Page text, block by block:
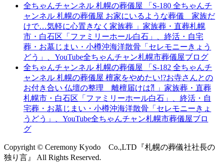
全ちゃんチャンネル 札幌の葬儀屋 「S-180 全ちゃんチ
ャンネル 札幌の葬儀屋 お家にいるような葬儀 家族だ
けで…気軽に心置きなく家族葬 」家族葬・直葬札幌
市・白石区「ファミリーホール白石」、終活・自宅
葬・お墓じまい・小樽沖海洋散骨「セレモニーきょう
どう」、YouTube全ちゃんチャン札幌市葬儀屋ブログ
全ちゃんチャンネル 札幌の葬儀屋 「S-182 全ちゃんチ
ャンネル 札幌の葬儀屋 檀家をやめたい!?お寺さんとの
お付き合い 仏壇の整理 離檀届けは⁈ 」家族葬・直葬
札幌市・白石区「ファミリーホール白石」、終活・自
宅葬・お墓じまい・小樽沖海洋散骨「セレモニーきょ
うどう」、YouTube全ちゃんチャン札幌市葬儀屋ブロ
グ
Copyright © Ceremony Kyodo Co.,LTD『札幌の葬儀社社長の
独り言』 All Rights Reserved.